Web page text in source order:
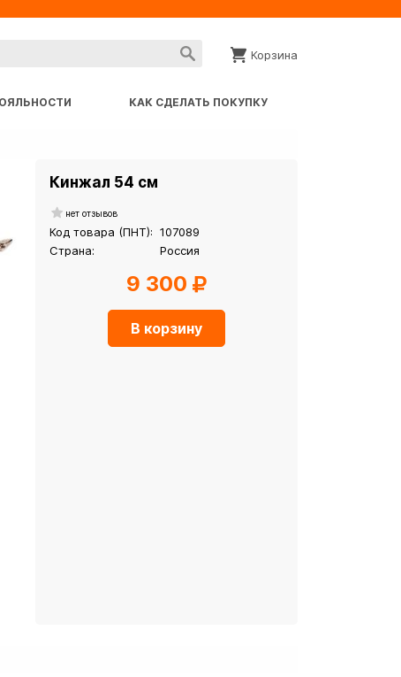
Корзина
КАК СДЕЛАТЬ ПОКУПКУ
Кинжал 54 см
нет отзывов
Код товара (ПНТ): 107089
Страна:
Россия
9 300
В корзину